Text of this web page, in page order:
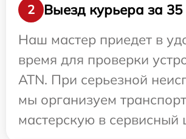
2
Выезд курьера за 35
Наш мастер приедет в
время для проверки
ATN. При серьезной
мы организуем
мастерскую в сервисный